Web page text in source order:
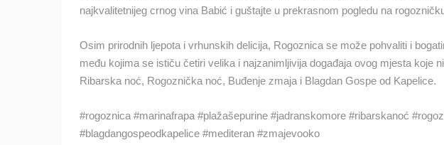
najkvalitetnijeg crnog vina Babić i guštajte u prekrasnom pogledu na
Osim prirodnih ljepota i vrhunskih delicija, Rogoznica se može pohvaliti i
među kojima se ističu četiri velika i najzanimljivija događaja ovog mjesta koje
Ribarska noć, Rogoznička noć, Buđenje zmaja i Blagdan Gospe od Kapelice.
#rogoznica #marinafrapa #plažašepurine #jadranskomore #ribarskanoć
#blagdangospeodkapelice #mediteran #zmajevooko